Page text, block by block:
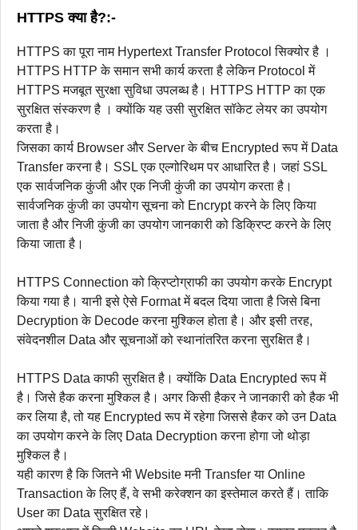
HTTPS क्या है?:-
HTTPS का पूरा नाम Hypertext Transfer Protocol सिक्योर है ।
HTTPS HTTP के समान सभी कार्य करता है लेकिन Protocol में
HTTPS मजबूत सुरक्षा सुविधा उपलब्ध है। HTTPS HTTP का एक
सुरक्षित संस्करण है । क्योंकि यह उसी सुरक्षित सॉकेट लेयर का उपयोग
करता है।
जिसका कार्य Browser और Server के बीच Encrypted रूप में Data
Transfer करना है। SSL एक एल्गोरिथम पर आधारित है। जहां SSL
एक सार्वजनिक कुंजी और एक निजी कुंजी का उपयोग करता है।
सार्वजनिक कुंजी का उपयोग सूचना को Encrypt करने के लिए किया
जाता है और निजी कुंजी का उपयोग जानकारी को डिक्रिप्ट करने के लिए
किया जाता है।
HTTPS Connection को क्रिप्टोग्राफी का उपयोग करके Encrypt
किया गया है। यानी इसे ऐसे Format में बदल दिया जाता है जिसे बिना
Decryption के Decode करना मुश्किल होता है। और इसी तरह,
संवेदनशील Data और सूचनाओं को स्थानांतरित करना सुरक्षित है।
HTTPS Data काफी सुरक्षित है। क्योंकि Data Encrypted रूप में
है। जिसे हैक करना मुश्किल है। अगर किसी हैकर ने जानकारी को हैक भी
कर लिया है, तो यह Encrypted रूप में रहेगा जिससे हैकर को उन Data
का उपयोग करने के लिए Data Decryption करना होगा जो थोड़ा
मुश्किल है।
यही कारण है कि जितने भी Website मनी Transfer या Online
Transaction के लिए हैं, वे सभी करेक्शन का इस्तेमाल करते हैं। ताकि
User का Data सुरक्षित रहे।